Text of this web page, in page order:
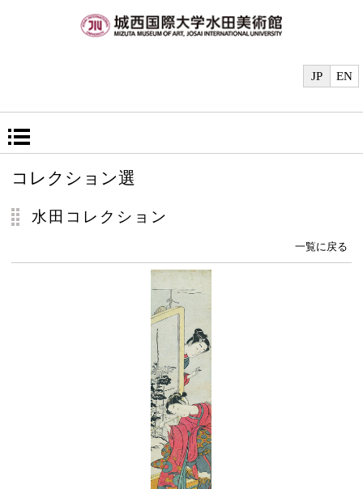
EN
JP
コレクション選
水田コレクション
一覧に戻る